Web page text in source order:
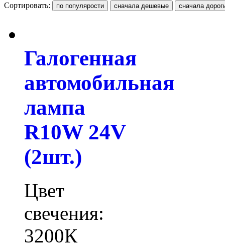
Сортировать:
Галогенная
автомобильная
лампа
R10W 24V
(2шт.)
Цвет
свечения:
3200К